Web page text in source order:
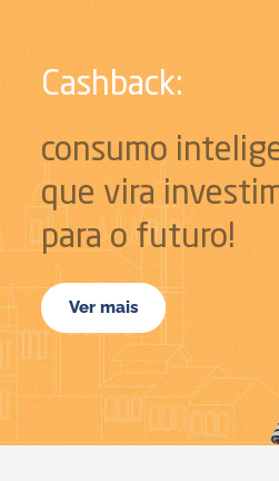
Cashback:
consumo
que vira
para o futuro!
Ver mais